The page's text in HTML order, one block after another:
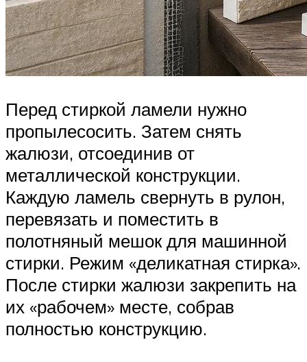
Перед стиркой ламели нужно
пропылесосить. Затем снять
жалюзи, отсоединив от
металлической конструкции.
Каждую ламель свернуть в рулон,
перевязать и поместить в
полотняный мешок для машинной
стирки. Режим «деликатная стирка».
После стирки жалюзи закрепить на
их «рабочем» месте, собрав
полностью конструкцию.